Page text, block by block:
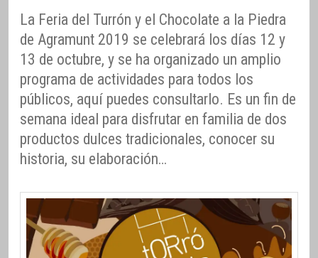
La Feria del Turrón y el Chocolate a la Piedra
de Agramunt 2019 se celebrará los días 12 y
13 de octubre, y se ha organizado un amplio
programa de actividades para todos los
públicos, aquí puedes consultarlo. Es un fin de
semana ideal para disfrutar en familia de dos
productos dulces tradicionales, conocer su
historia, su elaboración…